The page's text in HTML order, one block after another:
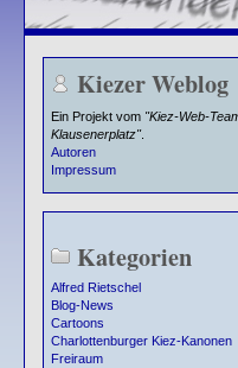
Kiezer Weblog
Ein Projekt vom "Kiez-Web-
Klausenerplatz".
Autoren
Impressum
Kategorien
Alfred Rietschel
Blog-News
Cartoons
Charlottenburger Kiez-Kanonen
Freiraum